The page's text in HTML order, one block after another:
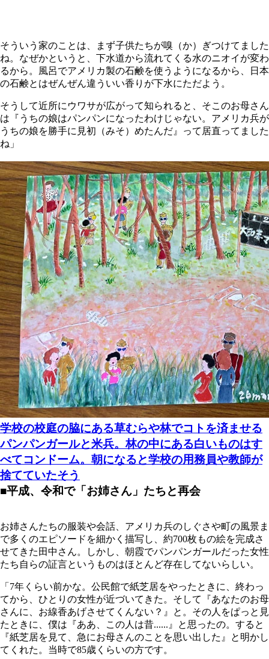
そういう家のことは、まず子供たちが嗅（か）ぎつけてました
ね。なぜかというと、下水道から流れてくる水のニオイが変わ
るから。風呂でアメリカ製の石鹸を使うようになるから、日本
の石鹸とはぜんぜん違ういい香りが下水にただよう。
そうして近所にウワサが広がって知られると、そこのお母さん
は『うちの娘はパンパンになったわけじゃない。アメリカ兵が
うちの娘を勝手に見初（みそ）めたんだ』って居直ってました
ね」
学校の校庭の脇にある草むらや林でコトを済ませる
パンパンガールと米兵。林の中にある白いものはす
べてコンドーム。朝になると学校の用務員や教師が
捨てていたそう
■平成、令和で「お姉さん」たちと再会
お姉さんたちの服装や会話、アメリカ兵のしぐさや町の風景ま
で多くのエピソードを細かく描写し、約700枚もの絵を完成さ
せてきた田中さん。しかし、朝霞でパンパンガールだった女性
たち自らの証言というものはほとんど存在してないらしい。
「7年くらい前かな。公民館で紙芝居をやったときに、終わっ
てから、ひとりの女性が近づいてきた。そして『あなたのお母
さんに、お線香あげさせてくんない？』と。その人をぱっと見
たときに、僕は『ああ、この人は昔......』と思ったの。すると
『紙芝居を見て、急にお母さんのことを思い出した』と明かし
てくれた。当時で85歳くらいの方です。